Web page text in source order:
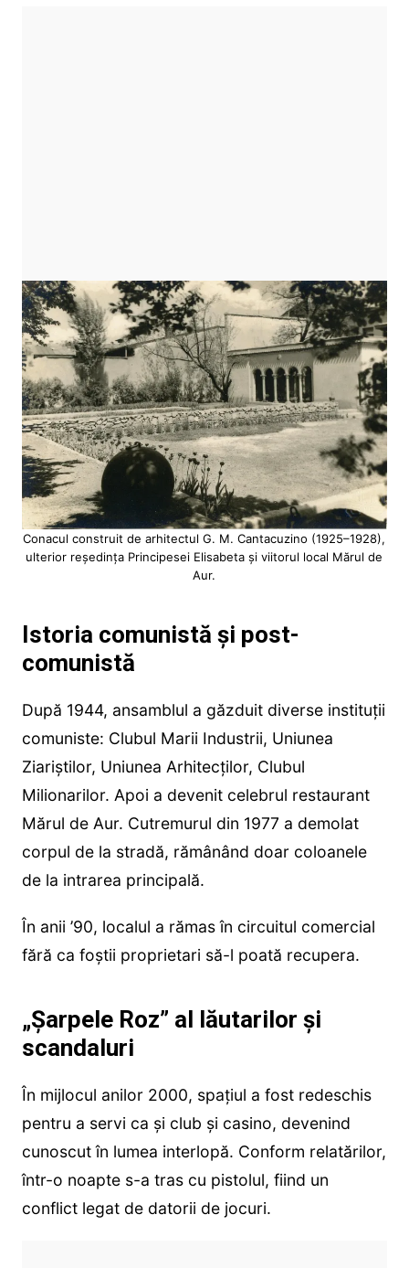
Conacul construit de arhitectul G. M. Cantacuzino (1925–1928),
ulterior reședința Principesei Elisabeta și viitorul local Mărul de
Aur.
Istoria comunistă și post-
comunistă
După 1944, ansamblul a găzduit diverse instituții
comuniste: Clubul Marii Industrii, Uniunea
Ziariștilor, Uniunea Arhitecților, Clubul
Milionarilor. Apoi a devenit celebrul restaurant
Mărul de Aur. Cutremurul din 1977 a demolat
corpul de la stradă, rămânând doar coloanele
de la intrarea principală.
În anii ’90, localul a rămas în circuitul comercial
fără ca foștii proprietari să-l poată recupera.
„Șarpele Roz” al lăutarilor și
scandaluri
În mijlocul anilor 2000, spațiul a fost redeschis
pentru a servi ca și club și casino, devenind
cunoscut în lumea interlopă. Conform relatărilor,
într-o noapte s-a tras cu pistolul, fiind un
conflict legat de datorii de jocuri.